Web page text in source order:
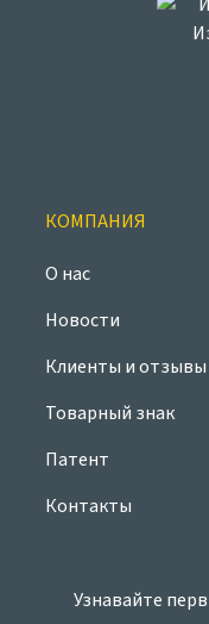
КОМПАНИЯ
О нас
Новости
Клиенты и отзывы
Товарный знак
Патент
Контакты
Узнавайте